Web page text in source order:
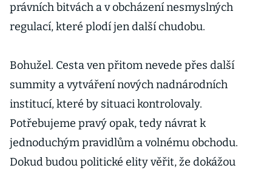
právních bitvách a v obcházení nesmyslných
regulací, které plodí jen další chudobu.
Bohužel. Cesta ven přitom nevede přes další
summity a vytváření nových nadnárodních
institucí, které by situaci kontrolovaly.
Potřebujeme pravý opak, tedy návrat k
jednoduchým pravidlům a volnému obchodu.
Dokud budou politické elity věřit, že dokážou